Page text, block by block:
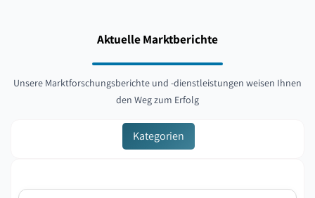
Aktuelle Marktberichte
Unsere Marktforschungsberichte und -dienstleistungen weisen Ihnen
den Weg zum Erfolg
Kategorien